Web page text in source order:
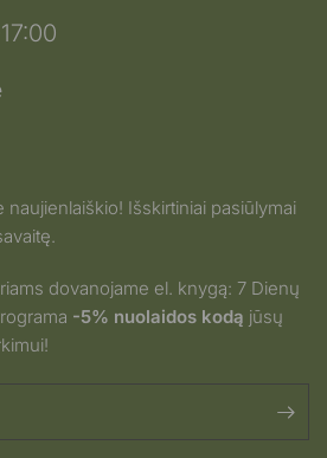
naujienlaiškio! Išskirtiniai pasiūlymai
dovanojame el. knygą: 7 Dienų
-5% nuolaidos kodą jūsų